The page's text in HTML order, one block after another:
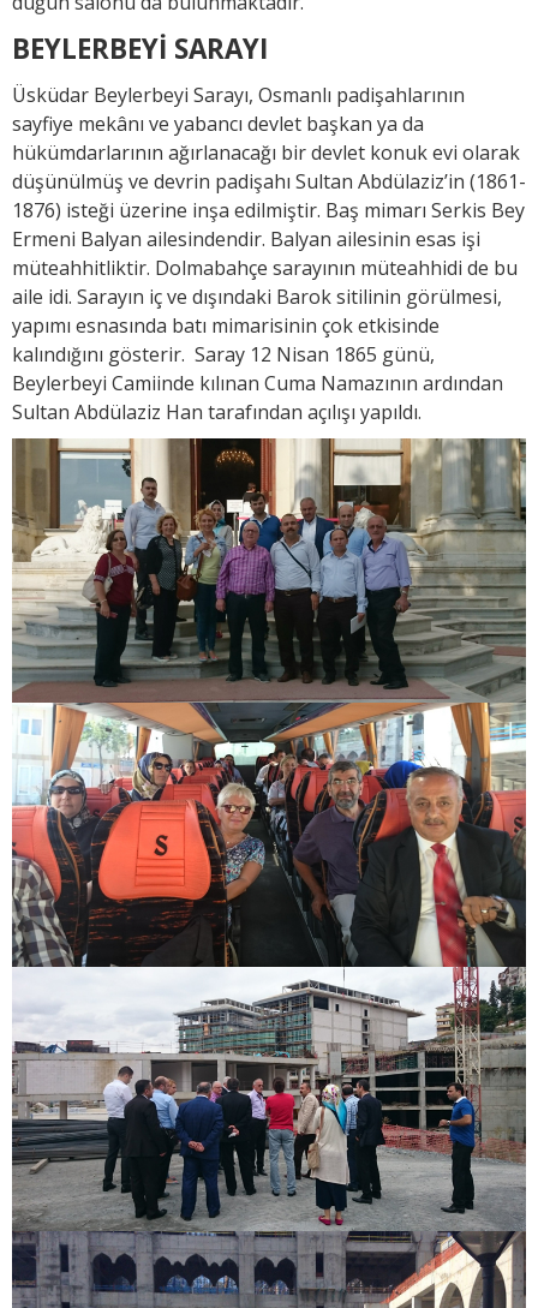
BEYLERBEYİ SARAYI
Üsküdar Beylerbeyi Sarayı, Osmanlı padişahlarının
sayfiye mekânı ve yabancı devlet başkan ya da
hükümdarlarının ağırlanacağı bir devlet konuk evi olarak
düşünülmüş ve devrin padişahı Sultan Abdülaziz’in (1861-
1876) isteği üzerine inşa edilmiştir. Baş mimarı Serkis Bey
Ermeni Balyan ailesindendir. Balyan ailesinin esas işi
müteahhitliktir. Dolmabahçe sarayının müteahhidi de bu
aile idi. Sarayın iç ve dışındaki Barok sitilinin görülmesi,
yapımı esnasında batı mimarisinin çok etkisinde
kalındığını gösterir. Saray 12 Nisan 1865 günü,
Beylerbeyi Camiinde kılınan Cuma Namazının ardından
Sultan Abdülaziz Han tarafından açılışı yapıldı.